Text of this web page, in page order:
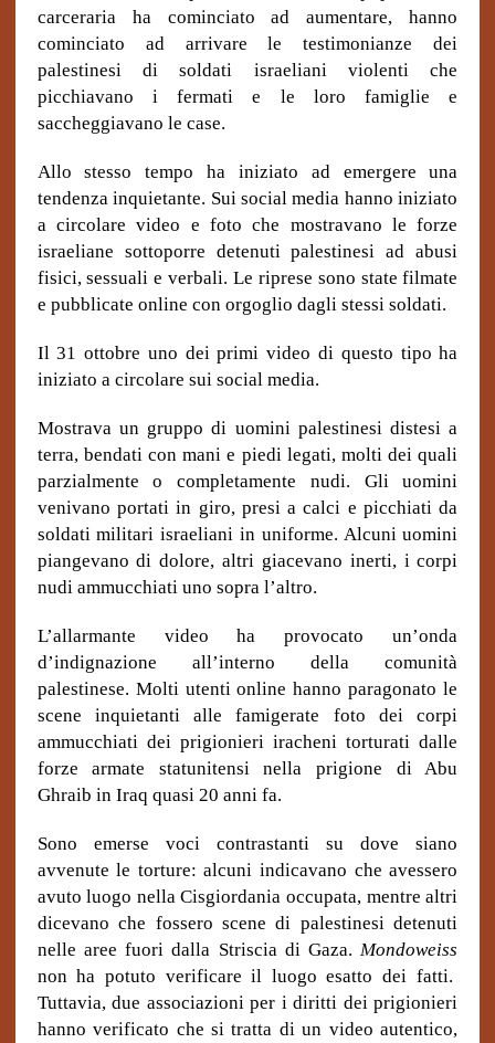
carceraria ha cominciato ad aumentare, hanno
cominciato ad arrivare le testimonianze dei
palestinesi di soldati israeliani violenti che
picchiavano i fermati e le loro famiglie e
saccheggiavano le case.
Allo stesso tempo ha iniziato ad emergere una
tendenza inquietante. Sui social media hanno iniziato
a circolare video e foto che mostravano le forze
israeliane sottoporre detenuti palestinesi ad abusi
fisici, sessuali e verbali. Le riprese sono state filmate
e pubblicate online con orgoglio dagli stessi soldati.
Il 31 ottobre uno dei primi video di questo tipo ha
iniziato a circolare sui social media.
Mostrava un gruppo di uomini palestinesi distesi a
terra, bendati con mani e piedi legati, molti dei quali
parzialmente o completamente nudi. Gli uomini
venivano portati in giro, presi a calci e picchiati da
soldati militari israeliani in uniforme. Alcuni uomini
piangevano di dolore, altri giacevano inerti, i corpi
nudi ammucchiati uno sopra l’altro.
L’allarmante video ha provocato un’onda
d’indignazione all’interno della comunità
palestinese. Molti utenti online hanno paragonato le
scene inquietanti alle famigerate foto dei corpi
ammucchiati dei prigionieri iracheni torturati dalle
forze armate statunitensi nella prigione di Abu
Ghraib in Iraq quasi 20 anni fa.
Sono emerse voci contrastanti su dove siano
avvenute le torture: alcuni indicavano che avessero
avuto luogo nella Cisgiordania occupata, mentre altri
dicevano che fossero scene di palestinesi detenuti
nelle aree fuori dalla Striscia di Gaza.Mondoweiss
non ha potuto verificare il luogo esatto dei fatti.
Tuttavia, due associazioni per i diritti dei prigionieri
hanno verificato che si tratta di un video autentico,